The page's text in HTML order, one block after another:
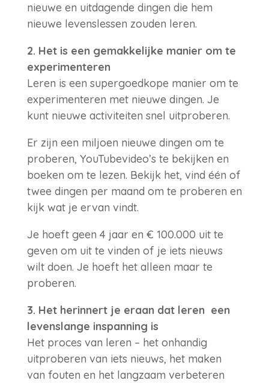
nieuwe en uitdagende dingen die hem
nieuwe levenslessen zouden leren.
2. Het is een gemakkelijke manier om te
experimenteren
Leren is een supergoedkope manier om te
experimenteren met nieuwe dingen. Je
kunt nieuwe activiteiten snel uitproberen.
Er zijn een miljoen nieuwe dingen om te
proberen, YouTubevideo’s te bekijken en
boeken om te lezen. Bekijk het, vind één of
twee dingen per maand om te proberen en
kijk wat je ervan vindt.
Je hoeft geen 4 jaar en € 100.000 uit te
geven om uit te vinden of je iets nieuws
wilt doen. Je hoeft het alleen maar te
proberen.
3. Het herinnert je eraan dat leren een
levenslange inspanning is
Het proces van leren – het onhandig
uitproberen van iets nieuws, het maken
van fouten en het langzaam verbeteren